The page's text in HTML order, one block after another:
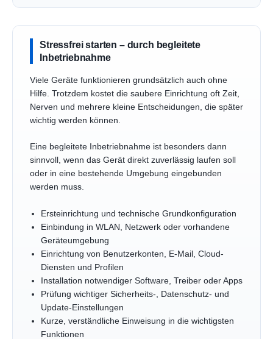
Stressfrei starten – durch begleitete
Inbetriebnahme
Viele Geräte funktionieren grundsätzlich auch ohne
Hilfe. Trotzdem kostet die saubere Einrichtung oft Zeit,
Nerven und mehrere kleine Entscheidungen, die später
wichtig werden können.
Eine begleitete Inbetriebnahme ist besonders dann
sinnvoll, wenn das Gerät direkt zuverlässig laufen soll
oder in eine bestehende Umgebung eingebunden
werden muss.
Ersteinrichtung und technische Grundkonfiguration
Einbindung in WLAN, Netzwerk oder vorhandene
Geräteumgebung
Einrichtung von Benutzerkonten, E-Mail, Cloud-
Diensten und Profilen
Installation notwendiger Software, Treiber oder Apps
Prüfung wichtiger Sicherheits-, Datenschutz- und
Update-Einstellungen
Kurze, verständliche Einweisung in die wichtigsten
Funktionen